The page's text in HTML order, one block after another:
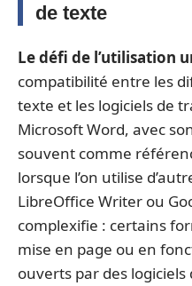
de texte
Le défi de l’utilisation
compatibilité entre les
texte et les logiciels de
Microsoft Word, avec
souvent comme
lorsque l’on utilise
LibreOffice Writer ou
complexifie : certains
mise en page ou en
ouverts par des